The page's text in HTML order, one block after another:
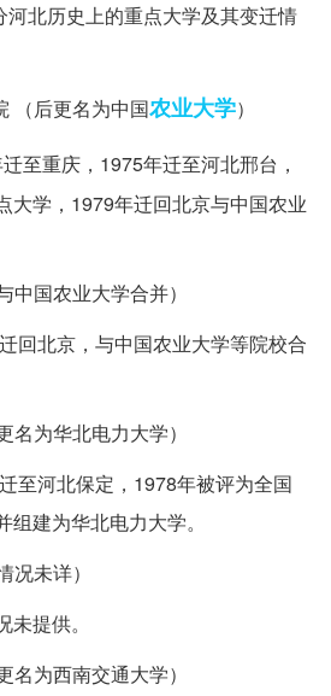
北历史上的重点大学及其变迁情
（后更名为中国农业大学）
至重庆，1975年迁至河北邢台，
大学，1979年迁回北京与中国农业
中国农业大学合并）
回北京，与中国农业大学等院校合
名为华北电力大学）
至河北保定，1978年被评为全国
建为华北电力大学。
况未详）
提供。
名为西南交通大学）